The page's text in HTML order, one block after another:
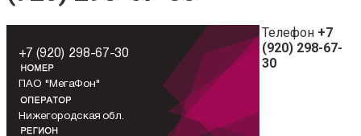
Телефон +7
(920) 298-67-
30